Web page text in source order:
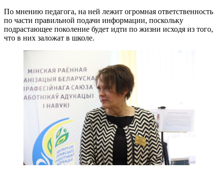
По мнению педагога, на ней лежит огромная ответственность
по части правильной подачи информации, поскольку
подрастающее поколение будет идти по жизни исходя из того,
что в них заложат в школе.